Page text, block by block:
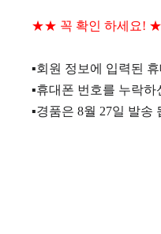
★★ 꼭 확인 하세요!
▪회원 정보에 입력된
▪휴대폰 번호를 누락
▪경품은 8월 27일 발송